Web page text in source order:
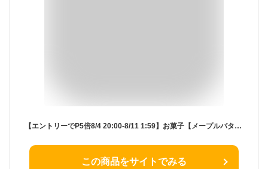
【エントリーでP5倍8/4 20:00-8/11 1:59】お菓子【メープルバタークッキー18枚入】 ザ・メープルマニア 個包装 スイーツ ギフト クッキー ラングドシャ 焼き菓子 洋菓子内祝い お祝い 出産祝い 結婚内祝い お礼 お供えおしゃれ 職場 退職 東京土産 夏ギフト 暑中見舞い
この商品をサイトでみる